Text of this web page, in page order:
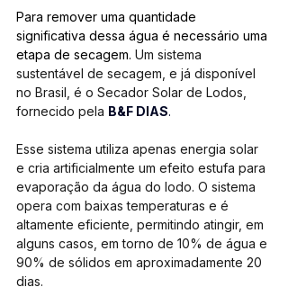
Para remover uma quantidade
significativa dessa água é necessário uma
etapa de secagem. Um sistema
sustentável de secagem, e já disponível
no Brasil, é o Secador Solar de Lodos,
fornecido pela B&F DIAS.
Esse sistema utiliza apenas energia solar
e cria artificialmente um efeito estufa para
evaporação da água do lodo. O sistema
opera com baixas temperaturas e é
altamente eficiente, permitindo atingir, em
alguns casos, em torno de 10% de água e
90% de sólidos em aproximadamente 20
dias.